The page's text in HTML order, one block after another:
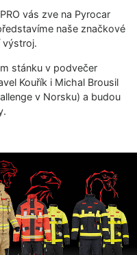
vás zve na Pyrocar
naše značkové
výstroj.
stánku v podvečer
Kouřík i Michal Brousil
v Norsku) a budou